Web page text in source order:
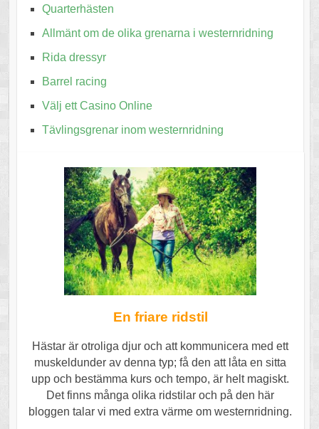
Quarterhästen
Allmänt om de olika grenarna i westernridning
Rida dressyr
Barrel racing
Välj ett Casino Online
Tävlingsgrenar inom westernridning
En friare ridstil
Hästar är otroliga djur och att kommunicera med ett
muskeldunder av denna typ; få den att låta en sitta
upp och bestämma kurs och tempo, är helt magiskt.
Det finns många olika ridstilar och på den här
bloggen talar vi med extra värme om westernridning.